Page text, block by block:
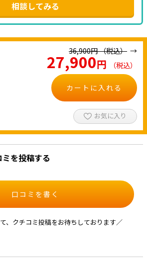
相談してみる
36,900円（税込）
27,900円 （税込）
カートに入れる
お気に入り
を投稿する
口コミを書く
、クチコミ投稿をお待ちしております／